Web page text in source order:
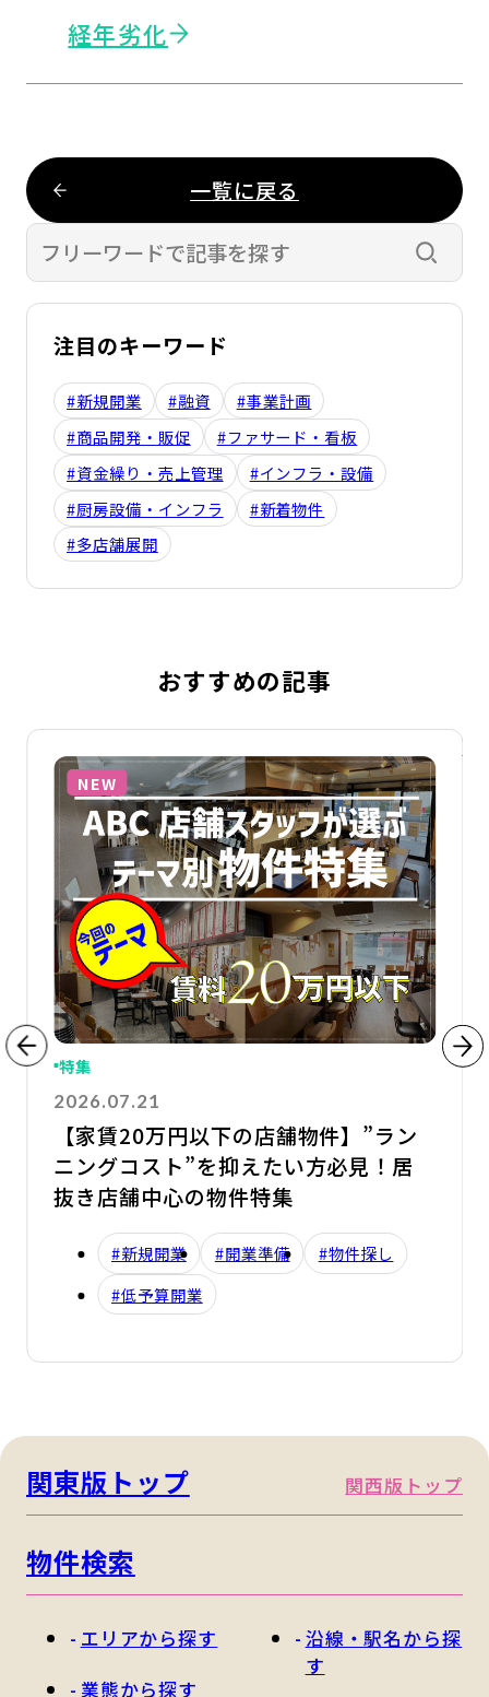
経年劣化
一覧に戻る
検索す
注目のキーワード
#新規開業 #融資
#事業計画
#商品開発・販促
#ファサード・看板
#資金繰り・売上管理
#インフラ・設備
#厨房設備・インフラ
#新着物件
#多店舗展開
おすすめの記事
細を見る
NEW
特集
2026.07.21
【家賃20万円以下の店舗物件】”ラン
ニングコスト”を抑えたい方必見！居
抜き店舗中心の物件特集
#新規開業 #開業準備
#物件探し
#低予算開業
関東版トップ 関西版トップ
物件検索
エリアから探す
業態から探す
沿線・駅名から探
す